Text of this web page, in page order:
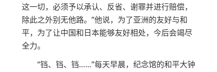
这一切，必须予以承认、反省、谢罪并进行赔偿，
除此之外别无他路。”他说，为了亚洲的友好与和
平，为了让中国和日本能够友好相处，今后会竭尽
全力。
“铛、铛、铛……”每天早晨，纪念馆的和平大钟